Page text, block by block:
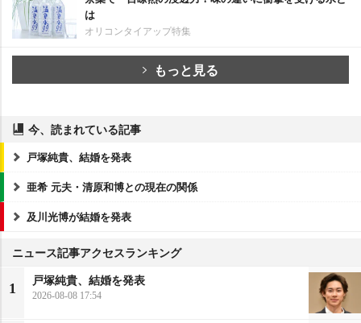
は
オリコンタイアップ特集
もっと見る
今、読まれている記事
戸塚純貴、結婚を発表
亜希 元夫・清原和博との現在の関係
及川光博が結婚を発表
ニュース記事アクセスランキング
1
戸塚純貴、結婚を発表
2026-08-08 17:54